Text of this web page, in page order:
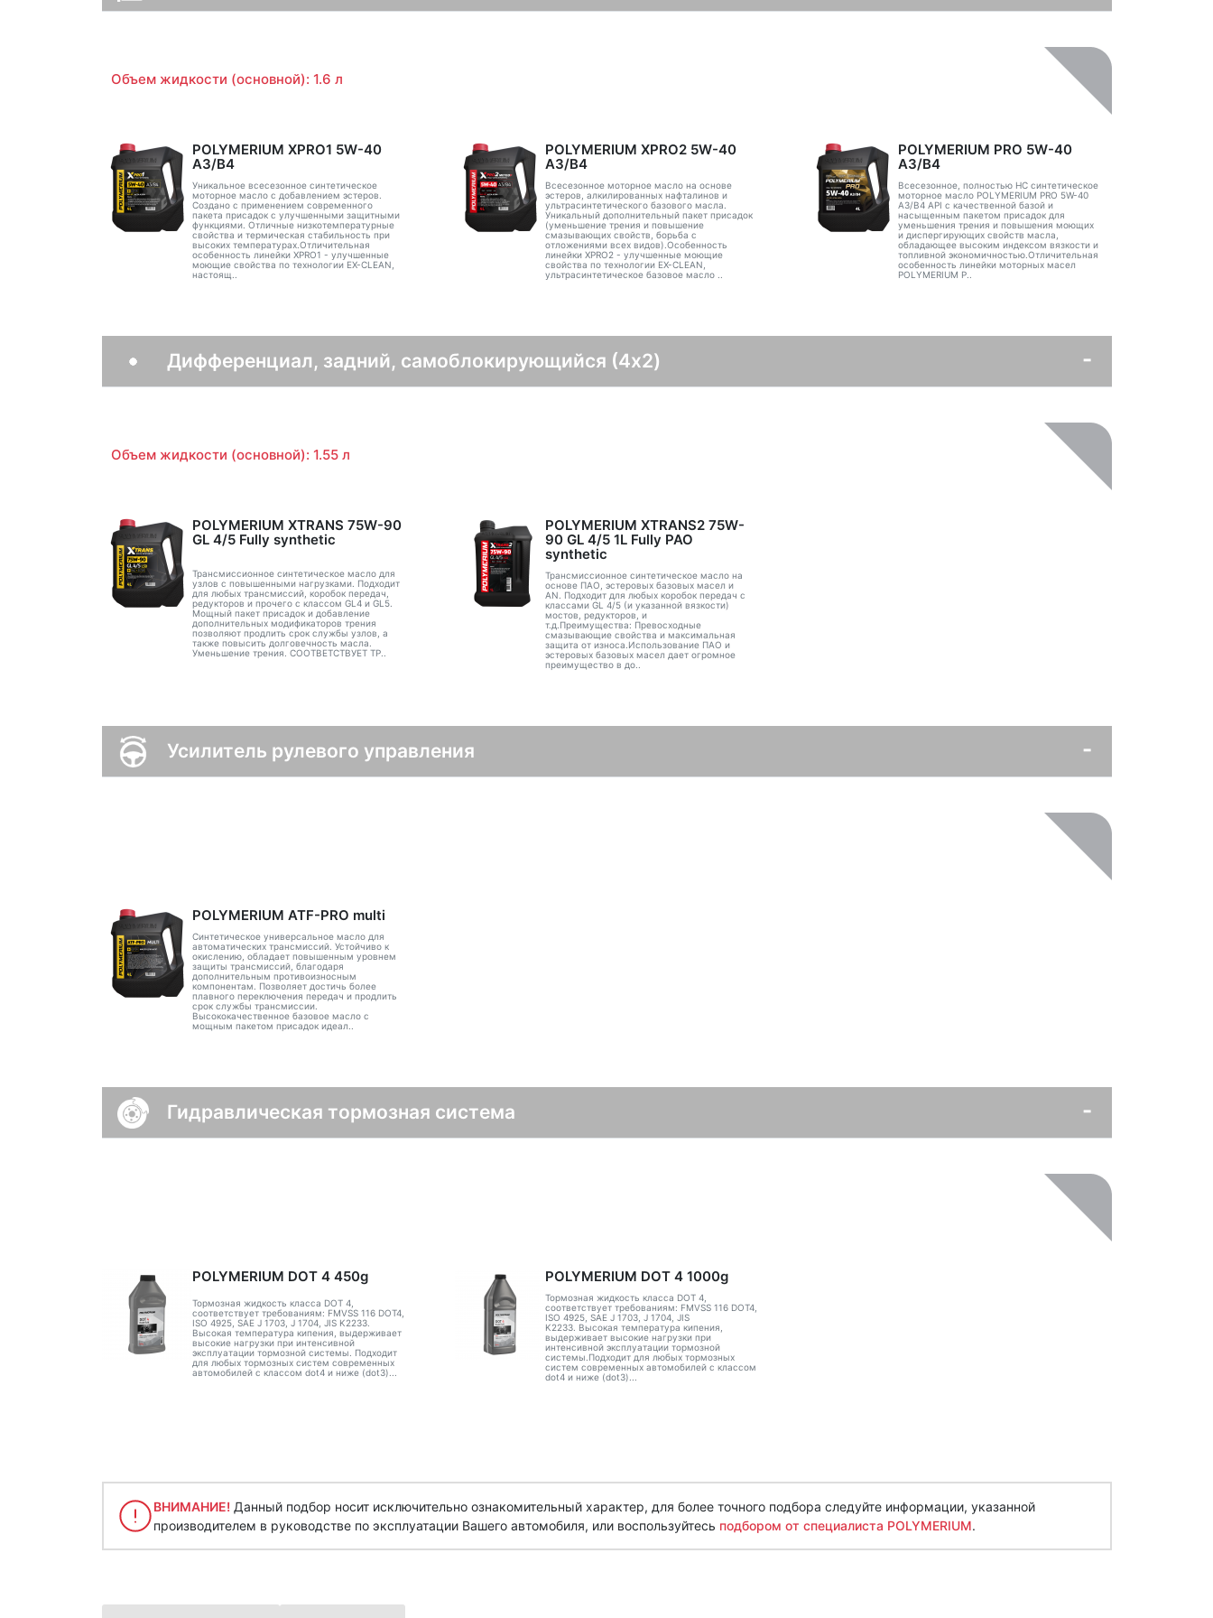
Объем жидкости (основной): 1.6 л
POLYMERIUM XPRO1 5W-40
A3/B4
Уникальное всесезонное синтетическое
моторное масло с добавлением эстеров.
Создано с применением современного
пакета присадок с улучшенными защитными
функциями. Отличные низкотемпературные
свойства и термическая стабильность при
высоких температурах.Отличительная
особенность линейки XPRO1 - улучшенные
моющие свойства по технологии EX-CLEAN,
настоящ..
POLYMERIUM XPRO2 5W-40
A3/B4
Всесезонное моторное масло на основе
эстеров, алкилированных нафталинов и
ультрасинтетического базового масла.
Уникальный дополнительный пакет присадок
(уменьшение трения и повышение
смазывающих свойств, борьба с
отложениями всех видов).Особенность
линейки XPRO2 - улучшенные моющие
свойства по технологии EX-CLEAN,
ультрасинтетическое базовое масло ..
POLYMERIUM PRO 5W-40
A3/B4
Всесезонное, полностью HC синтетическое
моторное масло POLYMERIUM PRO 5W-40
A3/B4 API с качественной базой и
насыщенным пакетом присадок для
уменьшения трения и повышения моющих
и диспергирующих свойств масла,
обладающее высоким индексом вязкости и
топливной экономичностью.Отличительная
особенность линейки моторных масел
POLYMERIUM P..
Дифференциал, задний, самоблокирующийся (4x2)
Объем жидкости (основной): 1.55 л
POLYMERIUM XTRANS 75W-90
GL 4/5 Fully synthetic
Трансмиссионное синтетическое масло для
узлов с повышенными нагрузками. Подходит
для любых трансмиссий, коробок передач,
редукторов и прочего с классом GL4 и GL5.
Мощный пакет присадок и добавление
дополнительных модификаторов трения
позволяют продлить срок службы узлов, а
также повысить долговечность масла.
Уменьшение трения. СООТВЕТСТВУЕТ ТР..
POLYMERIUM XTRANS2 75W-
90 GL 4/5 1L Fully PAO
synthetic
Трансмиссионное синтетическое масло на
основе ПАО, эстеровых базовых масел и
AN. Подходит для любых коробок передач с
классами GL 4/5 (и указанной вязкости)
мостов, редукторов, и
т.д.Преимущества: Превосходные
смазывающие свойства и максимальная
защита от износа.Использование ПАО и
эстеровых базовых масел дает огромное
преимущество в до..
Усилитель рулевого управления
POLYMERIUM ATF-PRO multi
Синтетическое универсальное масло для
автоматических трансмиссий. Устойчиво к
окислению, обладает повышенным уровнем
защиты трансмиссий, благодаря
дополнительным противоизносным
компонентам. Позволяет достичь более
плавного переключения передач и продлить
срок службы трансмиссии.
Высококачественное базовое масло с
мощным пакетом присадок идеал..
Гидравлическая тормозная система
POLYMERIUM DOT 4 450g
Тормозная жидкость класса DOT 4,
соответствует требованиям: FMVSS 116 DOT4,
ISO 4925, SAE J 1703, J 1704, JIS K2233.
Высокая температура кипения, выдерживает
высокие нагрузки при интенсивной
эксплуатации тормозной системы. Подходит
для любых тормозных систем современных
автомобилей с классом dot4 и ниже (dot3)...
POLYMERIUM DOT 4 1000g
Тормозная жидкость класса DOT 4,
соответствует требованиям: FMVSS 116 DOT4,
ISO 4925, SAE J 1703, J 1704, JIS
K2233. Высокая температура кипения,
выдерживает высокие нагрузки при
интенсивной эксплуатации тормозной
системы.Подходит для любых тормозных
систем современных автомобилей с классом
dot4 и ниже (dot3)...
ВНИМАНИЕ! Данный подбор носит исключительно ознакомительный характер, для более точного подбора следуйте информации, указанной
производителем в руководстве по эксплуатации Вашего автомобиля, или воспользуйтесь подбором от специалиста POLYMERIUM.